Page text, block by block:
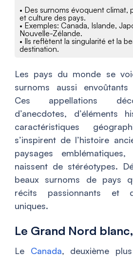
• Des surnoms évoquent climat,
et culture des pays.
• Exemples: Canada, Islande,
Nouvelle-Zélande.
• Ils reflètent la singularité et la
destination.
Les pays du monde se
surnoms aussi
Ces appellations
d’anecdotes, d’éléments
caractéristiques
s’inspirent de l’histoire
paysages
naissent de stéréotypes.
beaux surnoms de pays
récits passionnants et
uniques.
Le Grand Nord
Le Canada, deuxième